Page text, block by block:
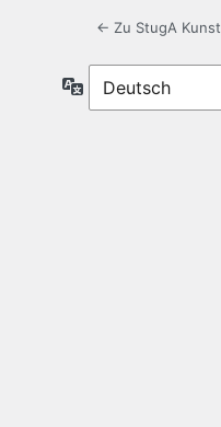
← Zu StugA Kunst
Sprache